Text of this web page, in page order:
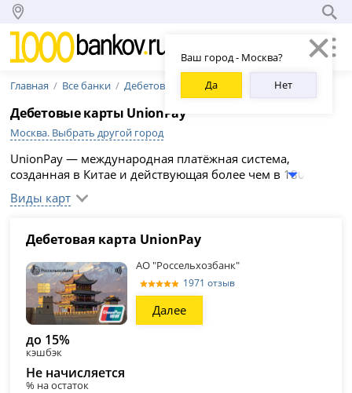
Ваш город - Москва?
Да
Нет
Главная Все банки Дебетовые карты
Дебетовые карты UnionPay
Москва. Выбрать другой город
UnionPay — международная платёжная система,
созданная в Китае и действующая более чем в 180
странах, в том числе внутри России в большинстве
терминалов и банкоматов. Здесь мы собрали
карту Юнион Пэй в 2026 году.
Виды карт
Дебетовая карта UnionPay
АО "Россельхозбанк"
1971 отзыв
Далее
до 15%
кэшбэк
Не начисляется
% на остаток